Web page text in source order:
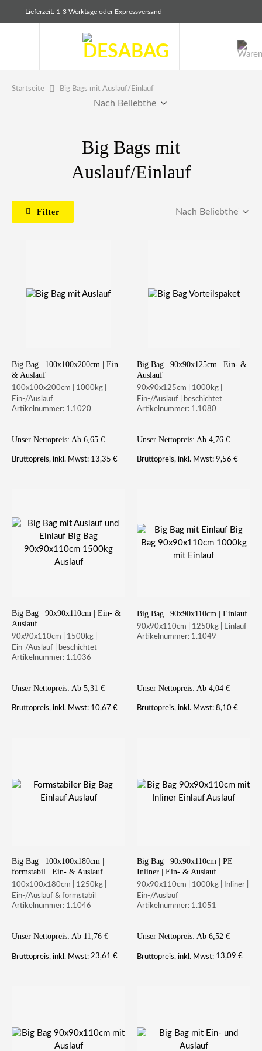
Lieferzeit: 1-3 Werktage oder Expressversand
Startseite Big Bags mit Auslauf/Einlauf
Big Bags mit
Auslauf/Einlauf
Filter
Big Bag | 100x100x200cm | Ein
& Auslauf
100x100x200cm | 1000kg |
Ein-/Auslauf
Artikelnummer: 1.1020
Unser Nettopreis: Ab 6,65 €
Bruttopreis, inkl. Mwst: 13,35€
Big Bag | 90x90x125cm | Ein- &
Auslauf
90x90x125cm | 1000kg |
Ein-/Auslauf | beschichtet
Artikelnummer: 1.1080
Unser Nettopreis: Ab 4,76 €
Bruttopreis, inkl. Mwst: 9,56€
Big Bag | 90x90x110cm | Ein- &
Auslauf
90x90x110cm | 1500kg |
Ein-/Auslauf | beschichtet
Artikelnummer: 1.1036
Unser Nettopreis: Ab 5,31 €
Bruttopreis, inkl. Mwst: 10,67€
Big Bag | 90x90x110cm | Einlauf
90x90x110cm | 1250kg | Einlauf
Artikelnummer: 1.1049
Unser Nettopreis: Ab 4,04 €
Bruttopreis, inkl. Mwst: 8,10€
Big Bag | 100x100x180cm |
formstabil | Ein- & Auslauf
100x100x180cm | 1250kg |
Ein-/Auslauf & formstabil
Artikelnummer: 1.1046
Unser Nettopreis: Ab 11,76 €
Bruttopreis, inkl. Mwst: 23,61€
Big Bag | 90x90x110cm | PE
Inliner | Ein- & Auslauf
90x90x110cm | 1000kg | Inliner |
Ein-/Auslauf
Artikelnummer: 1.1051
Unser Nettopreis: Ab 6,52 €
Bruttopreis, inkl. Mwst: 13,09€